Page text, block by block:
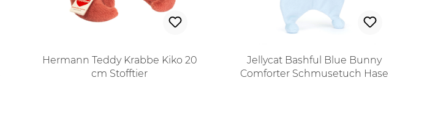
Hermann Teddy Krabbe Kiko 20
cm Stofftier
Jellycat Bashful Blue Bunny
Comforter Schmusetuch Hase